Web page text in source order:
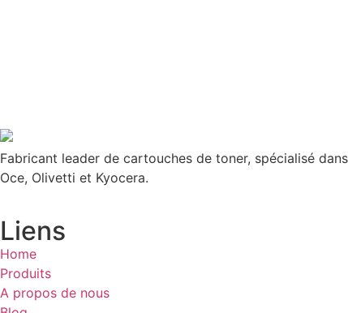
Fabricant leader de cartouches de toner, spécialisé
Oce, Olivetti et Kyocera.
Liens
Home
Produits
A propos de nous